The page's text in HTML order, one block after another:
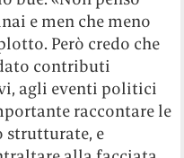
e men che meno
Però credo che
contributi
agli eventi politici
raccontare le
strutturate, e